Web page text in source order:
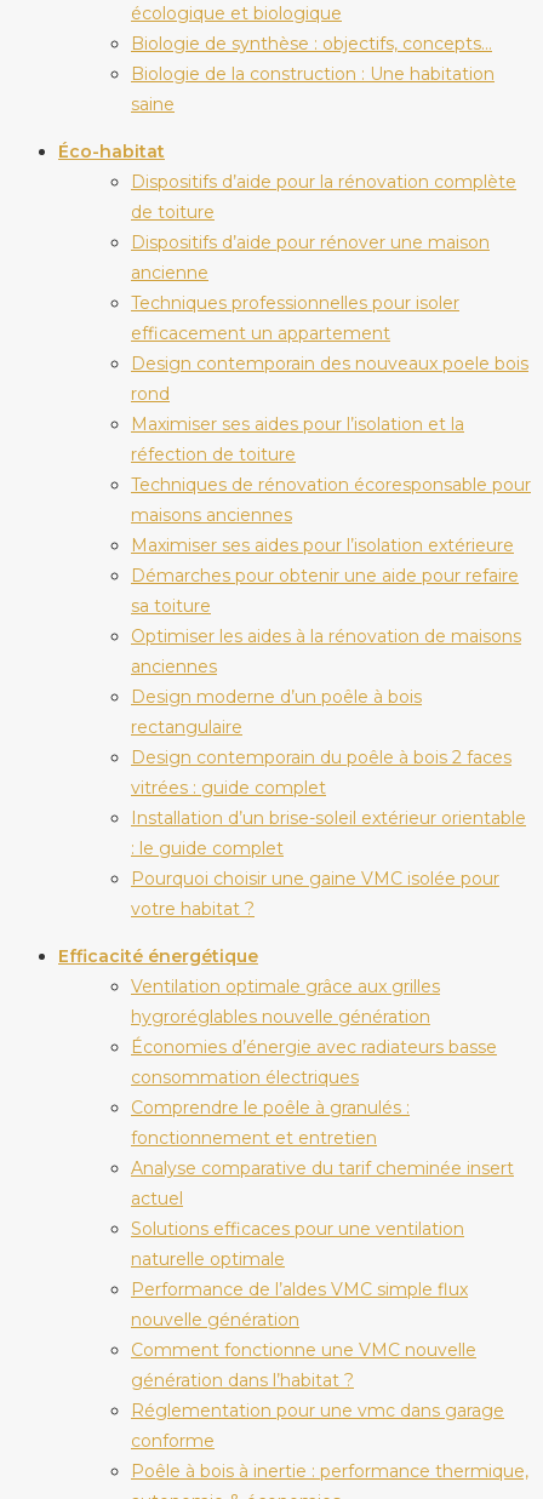
écologique et biologique
Biologie de synthèse : objectifs, concepts…
Biologie de la construction : Une habitation
saine
Éco-habitat
Dispositifs d’aide pour la rénovation complète
de toiture
Dispositifs d’aide pour rénover une maison
ancienne
Techniques professionnelles pour isoler
efficacement un appartement
Design contemporain des nouveaux poele bois
rond
Maximiser ses aides pour l’isolation et la
réfection de toiture
Techniques de rénovation écoresponsable pour
maisons anciennes
Maximiser ses aides pour l’isolation extérieure
Démarches pour obtenir une aide pour refaire
sa toiture
Optimiser les aides à la rénovation de maisons
anciennes
Design moderne d’un poêle à bois
rectangulaire
Design contemporain du poêle à bois 2 faces
vitrées : guide complet
Installation d’un brise-soleil extérieur orientable
: le guide complet
Pourquoi choisir une gaine VMC isolée pour
votre habitat ?
Efficacité énergétique
Ventilation optimale grâce aux grilles
hygroréglables nouvelle génération
Économies d’énergie avec radiateurs basse
consommation électriques
Comprendre le poêle à granulés :
fonctionnement et entretien
Analyse comparative du tarif cheminée insert
actuel
Solutions efficaces pour une ventilation
naturelle optimale
Performance de l’aldes VMC simple flux
nouvelle génération
Comment fonctionne une VMC nouvelle
génération dans l’habitat ?
Réglementation pour une vmc dans garage
conforme
Poêle à bois à inertie : performance thermique,